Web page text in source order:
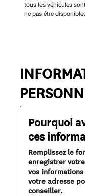
tous les véhicules
ne pas être
Pourquoi
ces
Remplissez le
enregistrer
vos
votre adresse
conseiller.